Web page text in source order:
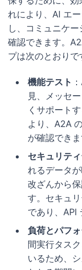
れにより、AI エ
し、コミュニケ
確認できます。
プは次のとおりで
機能テスト
見、メッセ
くサポート
より、A2A
が確認できま
セキュリテ
れるデータ
改ざんから
す。セキュ
であり、API
負荷とパフ
間実行タス
いるため、